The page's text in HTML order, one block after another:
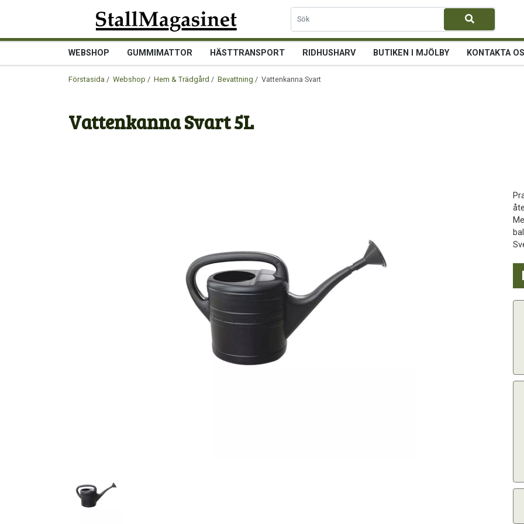
WEBSHOP GUMMIMATTOR HÄSTTRANSPORT RIDHUSHARV BUTIKEN I MJÖLBY KONTAKTA
Förstasida / Webshop / Hem & Trädgård / Bevattning / Vattenkanna Svart 5L
Vattenkanna Svart 5L